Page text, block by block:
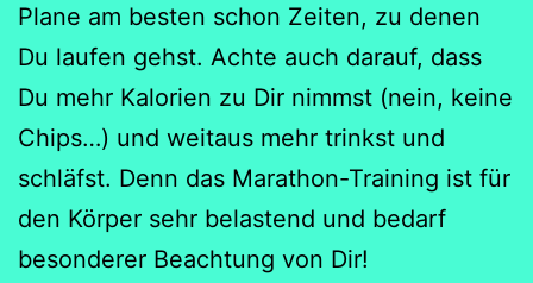
Plane am besten schon Zeiten, zu denen
Du laufen gehst. Achte auch darauf, dass
Du mehr Kalorien zu Dir nimmst (nein, keine
Chips…) und weitaus mehr trinkst und
schläfst. Denn das Marathon-Training ist für
den Körper sehr belastend und bedarf
besonderer Beachtung von Dir!